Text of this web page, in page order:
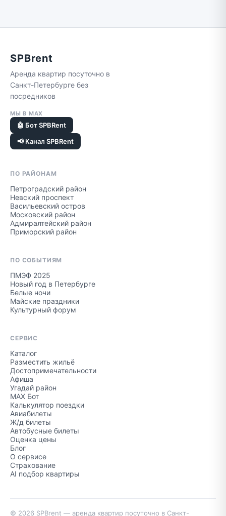
SPBrent
Аренда квартир посуточно в
Санкт-Петербурге без
посредников
МЫ В MAX
🤖 Бот SPBRent
📢 Канал SPBRent
ПО РАЙОНАМ
Петроградский район
Невский проспект
Васильевский остров
Московский район
Адмиралтейский район
Приморский район
ПО СОБЫТИЯМ
ПМЭФ 2025
Новый год в Петербурге
Белые ночи
Майские праздники
Культурный форум
СЕРВИС
Каталог
Разместить жильё
Достопримечательности
Афиша
Угадай район
MAX Бот
Калькулятор поездки
Авиабилеты
Ж/д билеты
Автобусные билеты
Оценка цены
Блог
О сервисе
Страхование
AI подбор квартиры
© 2026 SPBrent — аренда квартир посуточно в Санкт-